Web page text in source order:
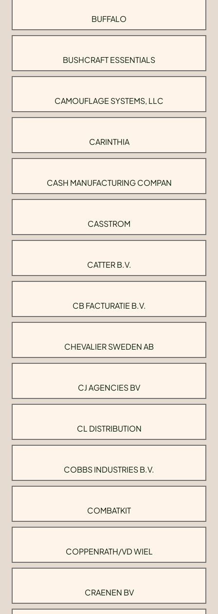
BUFFALO
BUSHCRAFT ESSENTIALS
CAMOUFLAGE SYSTEMS, LLC
CARINTHIA
CASH MANUFACTURING COMPAN
CASSTROM
CATTER B.V.
CB FACTURATIE B.V.
CHEVALIER SWEDEN AB
CJ AGENCIES BV
CL DISTRIBUTION
COBBS INDUSTRIES B.V.
COMBATKIT
COPPENRATH/VD WIEL
CRAENEN BV